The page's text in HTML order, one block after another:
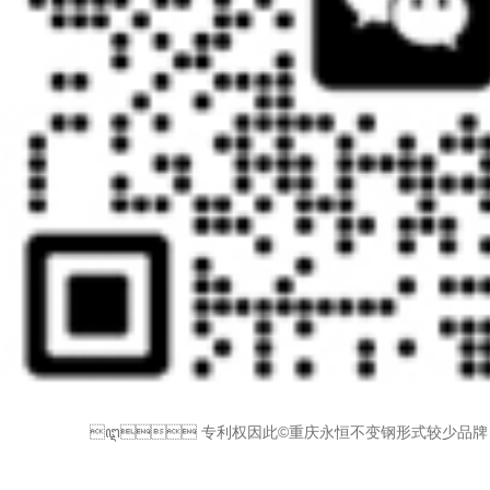
ꦅ 专利权因此©重庆永恒不变钢形式较少品